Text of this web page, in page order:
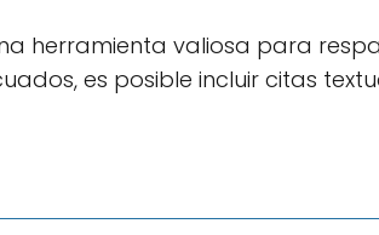
herramienta valiosa para
es posible incluir citas